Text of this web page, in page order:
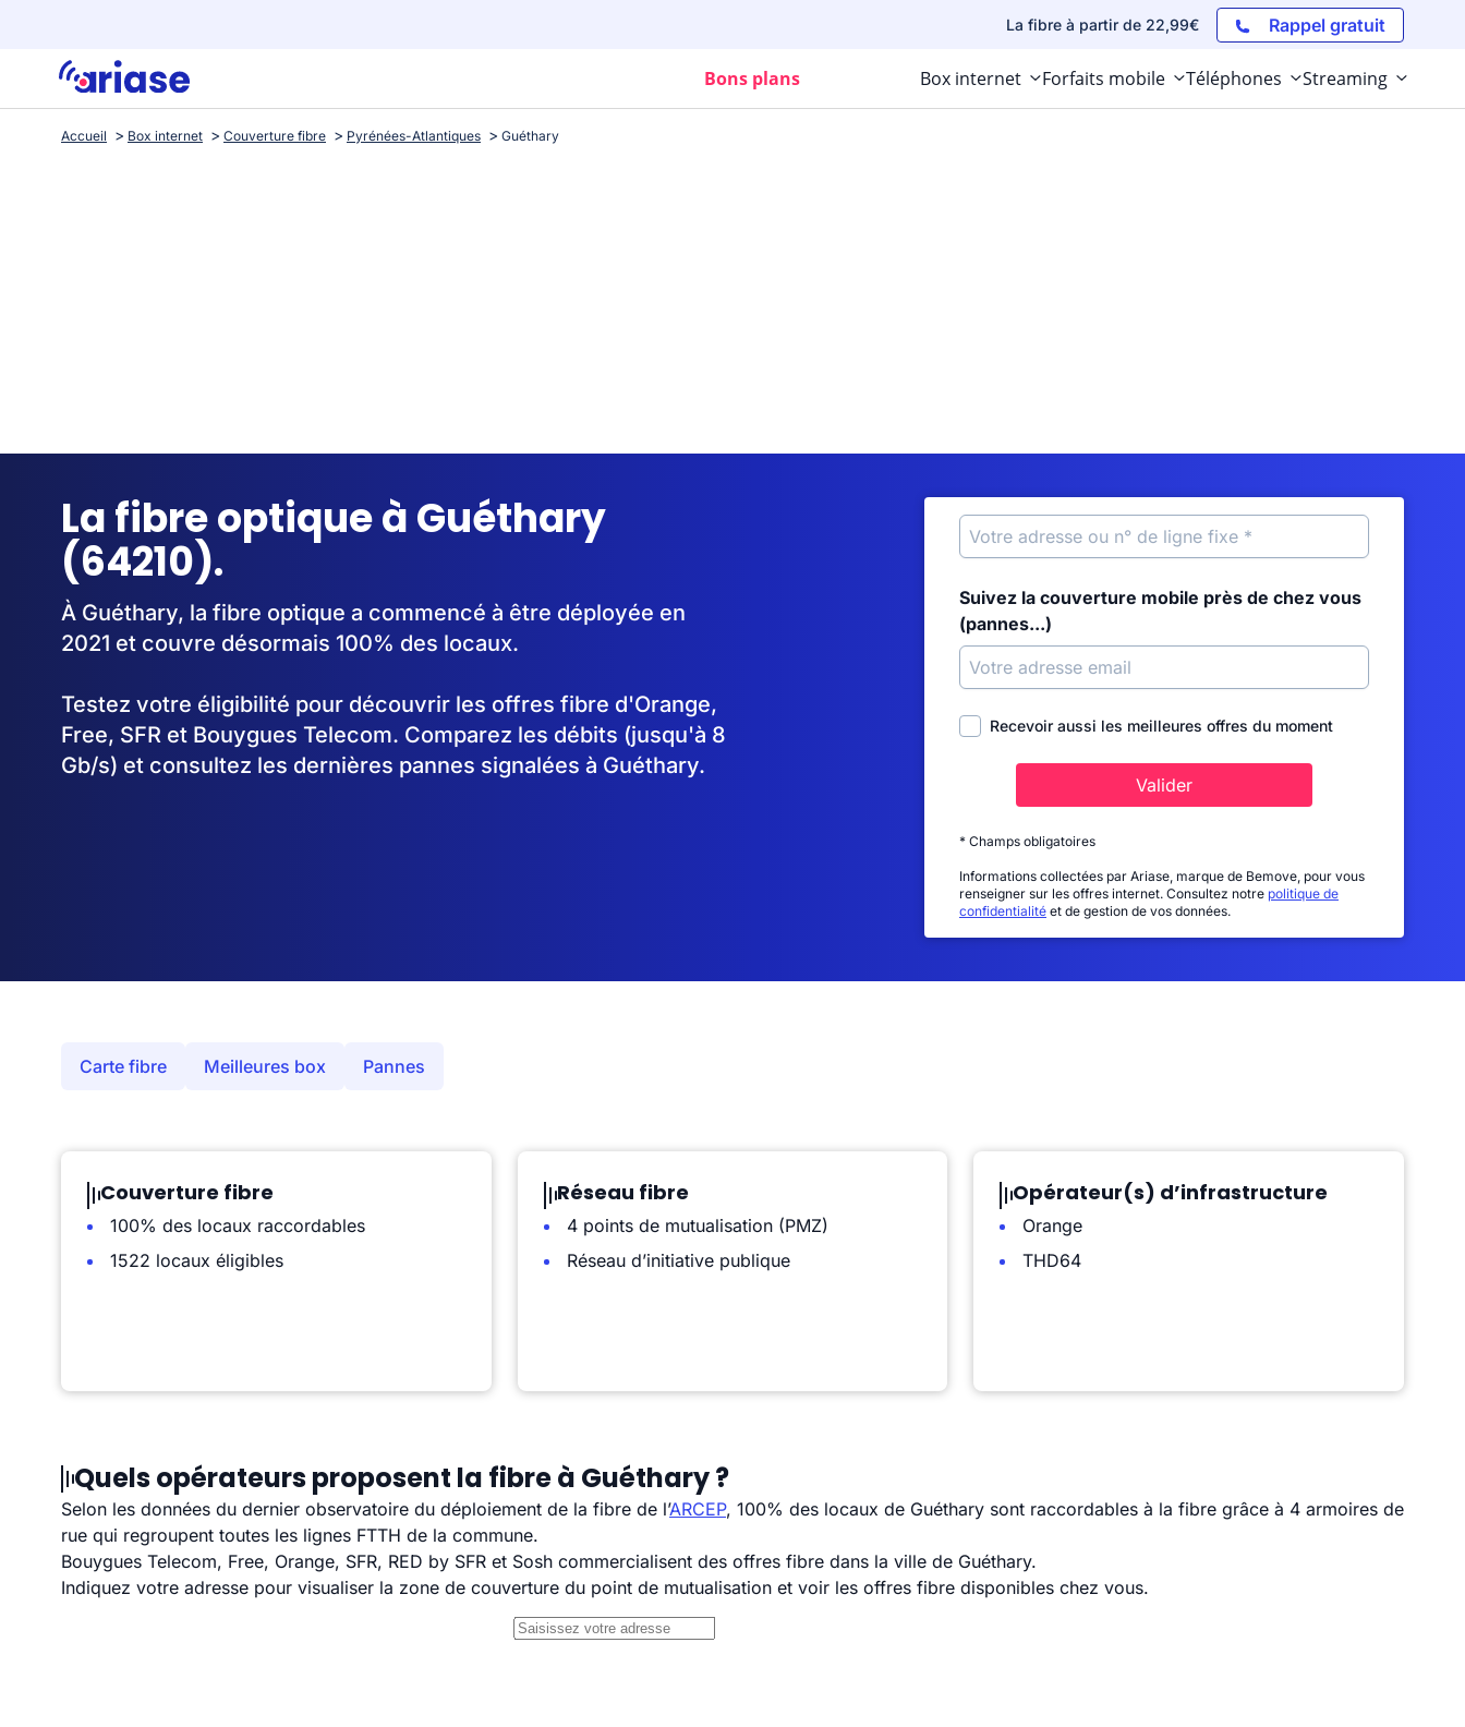
La fibre à partir de 22,99€ Rappel gratuit
Bons plans Box internet Forfaits mobile Téléphones Streaming
Accueil Box internet Couverture fibre Pyrénées-Atlantiques Guéthary
La fibre optique à Guéthary
(64210).
À Guéthary, la fibre optique a commencé à être déployée en
2021 et couvre désormais 100% des locaux.
Testez votre éligibilité pour découvrir les offres fibre d'Orange,
Free, SFR et Bouygues Telecom. Comparez les débits (jusqu'à 8
Gb/s) et consultez les dernières pannes signalées à Guéthary.
Suivez la couverture mobile près de chez vous
(pannes...)
Recevoir aussi les meilleures offres du moment
Valider
* Champs obligatoires
Informations collectées par Ariase, marque de Bemove, pour vous
renseigner sur les offres internet. Consultez notre politique de
confidentialité et de gestion de vos données.
Carte fibre Meilleures box Pannes
Couverture fibre
100% des locaux raccordables
1522 locaux éligibles
Réseau fibre
4 points de mutualisation (PMZ)
Réseau d’initiative publique
Opérateur(s) d’infrastructure
Orange
THD64
Quels opérateurs proposent la fibre à Guéthary ?
Selon les données du dernier observatoire du déploiement de la fibre de l’ARCEP, 100% des locaux de Guéthary sont raccordables à la fibre grâce à 4 armoires de
rue qui regroupent toutes les lignes FTTH de la commune.
Bouygues Telecom, Free, Orange, SFR, RED by SFR et Sosh commercialisent des offres fibre dans la ville de Guéthary.
Indiquez votre adresse pour visualiser la zone de couverture du point de mutualisation et voir les offres fibre disponibles chez vous.